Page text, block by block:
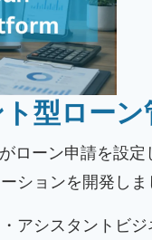
型ロー
ローン申請を設
ションを開発しま
アシスタント ビ